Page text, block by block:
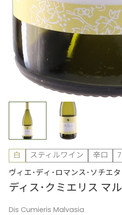
白 スティルワイン 辛口
ヴィエ･ディ･ロマンス･ソチエ
ディス･クミエリス マ
Dis Cumieris Malvasia